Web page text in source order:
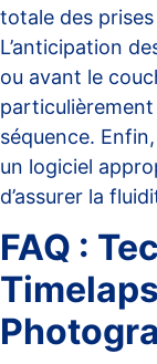
totale des
L’anticipation
ou avant le
séquence.
un logiciel
d’assurer la
FAQ :